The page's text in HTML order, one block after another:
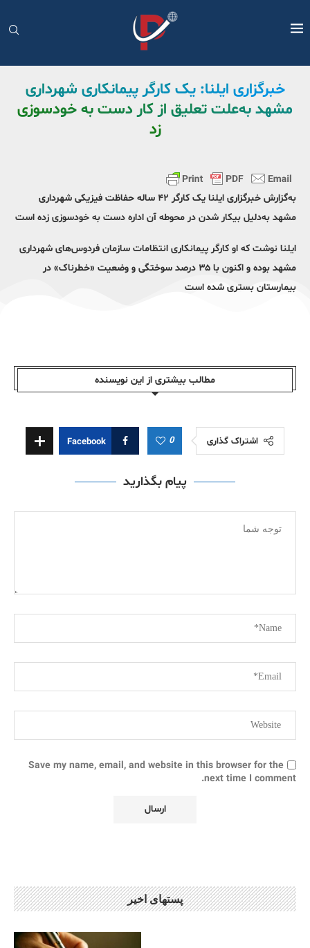
خبرگزاری ایلنا: یک کارگر پیمانکاری شهرداری
مشهد به‌علت تعلیق از کار دست به خودسوزی
زد
به‌گزارش خبرگزاری ایلنا یک کارگر ۴۲ ساله حفاظت فیزیکی شهرداری
مشهد به‌‌دلیل بیکار شدن در محوطه آن اداره دست به خودسوزی زده است
ایلنا نوشت که او کارگر پیمانکاری انتظامات سازمان فردوس‌های شهرداری
مشهد بوده و اکنون با ۳۵ درصد سوختگی و وضعیت «خطرناک» در
بیمارستان بستری شده است
مطالب بیشتری از این نویسندە
اشتراک گذاری 0
Facebook
پیام بگذارید
Save my name, email, and website in this browser for the
next time I comment.
پستهای اخیر